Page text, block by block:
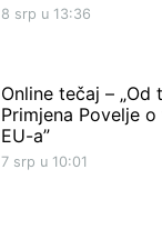
8 srp u 13:36
Online tečaj –
Primjena Povelje
EU-a”
7 srp u 10:01